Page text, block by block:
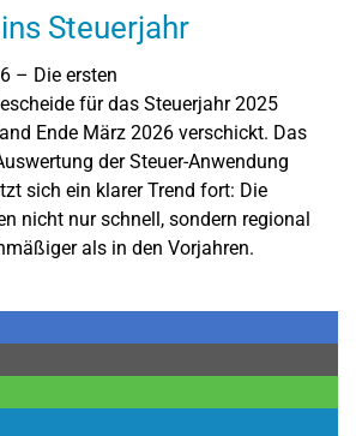
Steuerjahr
– Die ersten
für das Steuerjahr 2025
Ende März 2026 verschickt. Das
der Steuer-Anwendung
sich ein klarer Trend fort: Die
nicht nur schnell, sondern regional
als in den Vorjahren.